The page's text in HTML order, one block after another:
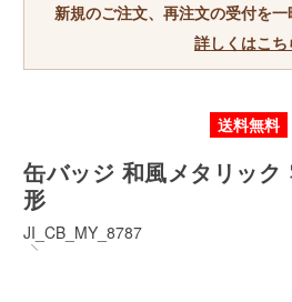
新規のご注文、再注文の受付を一
詳しくはこち
送料無料
缶バッジ 和風メタリック
形
JI_CB_MY_8787